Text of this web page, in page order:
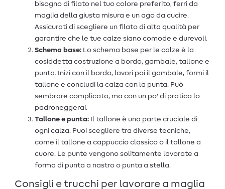
bisogno di filato nel tuo colore preferito, ferri da
maglia della giusta misura e un ago da cucire.
Assicurati di scegliere un filato di alta qualità per
garantire che le tue calze siano comode e durevoli.
Schema base: Lo schema base per le calze è la
cosiddetta costruzione a bordo, gambale, tallone e
punta. Inizi con il bordo, lavori poi il gambale, formi il
tallone e concludi la calza con la punta. Può
sembrare complicato, ma con un po' di pratica lo
padroneggerai.
Tallone e punta: Il tallone è una parte cruciale di
ogni calza. Puoi scegliere tra diverse tecniche,
come il tallone a cappuccio classico o il tallone a
cuore. Le punte vengono solitamente lavorate a
forma di punta a nastro o punta a stella.
Consigli e trucchi per lavorare a maglia